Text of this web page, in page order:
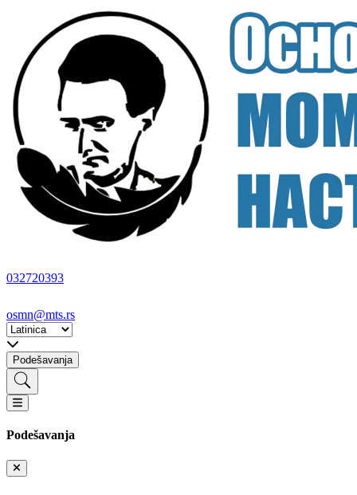
032720393
osmn@mts.rs
Podešavanja
Podešavanja